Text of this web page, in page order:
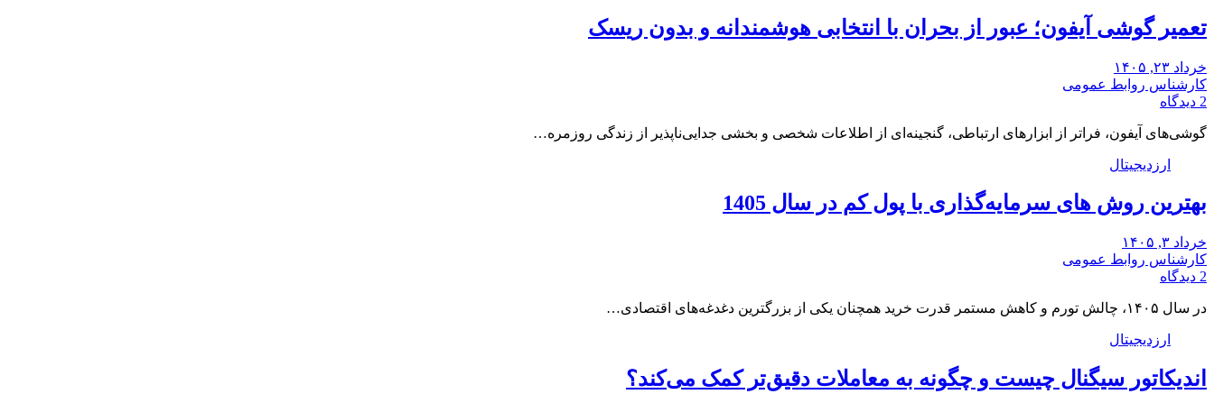
تعمیر گوشی آیفون؛ عبور از بحران با انتخابی هوشمندانه و بدون ریسک
خرداد ۲۳, ۱۴۰۵
کارشناس روابط عمومی
2 دیدگاه
گوشی‌های آیفون، فراتر از ابزارهای ارتباطی، گنجینه‌ای از اطلاعات شخصی و بخشی جدایی‌ناپذیر از زندگی روزمره…
ارزدیجیتال
بهترین روش های سرمایه‌گذاری با پول کم در سال 1405
خرداد ۳, ۱۴۰۵
کارشناس روابط عمومی
2 دیدگاه
در سال ۱۴۰۵، چالش تورم و کاهش مستمر قدرت خرید همچنان یکی از بزرگترین دغدغه‌های اقتصادی…
ارزدیجیتال
اندیکاتور سیگنال چیست و چگونه به معاملات دقیق‌تر کمک می‌کند؟